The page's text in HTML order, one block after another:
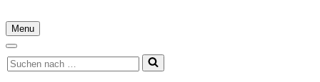
Menu
Navigationsmenü
Navigationsmenü
Suchen
nach …